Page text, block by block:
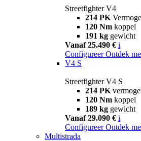
Streetfighter V4
214 PK
120 Nm koppel
191 kg gewicht
Vanaf 25.490 € i
Configureer Ontdek
V4 S
Streetfighter V4 S
214 PK
120 Nm koppel
189 kg gewicht
Vanaf 29.090 € i
Configureer Ontdek
Multistrada